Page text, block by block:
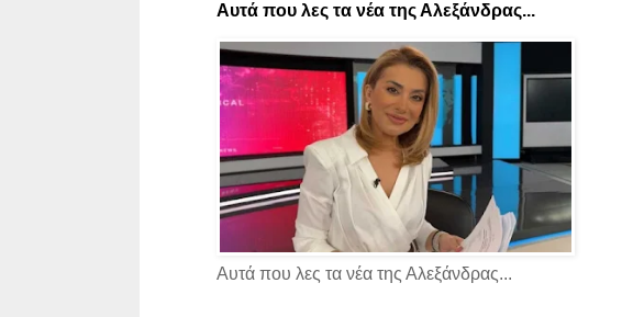
Αυτά που λες τα νέα της Αλεξάνδρας...
Αυτά που λες τα νέα της Αλεξάνδρας...